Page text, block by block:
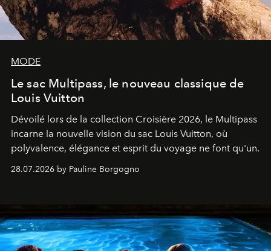
MODE
Le sac Multipass, le nouveau classique de
Louis Vuitton
Dévoilé lors de la collection Croisière 2026, le Multipass
incarne la nouvelle vision du sac Louis Vuitton, où
polyvalence, élégance et esprit du voyage ne font qu'un.
28.07.2026 by Pauline Borgogno